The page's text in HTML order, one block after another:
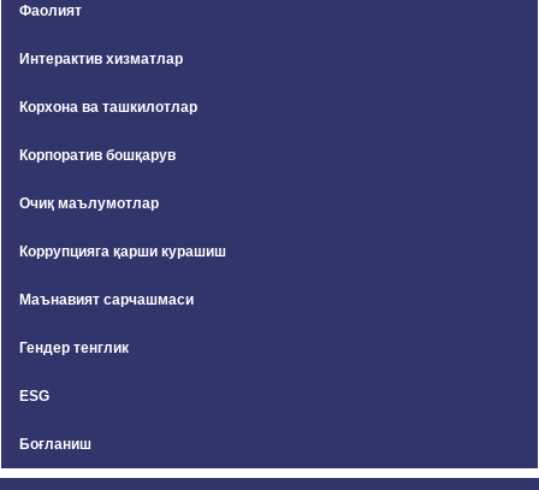
Фаолият
Интерактив хизматлар
Корхона ва ташкилотлар
Корпоратив бошқарув
Очиқ маълумотлар
Коррупцияга қарши курашиш
Маънавият сарчашмаси
Гендер тенглик
ESG
Боғланиш